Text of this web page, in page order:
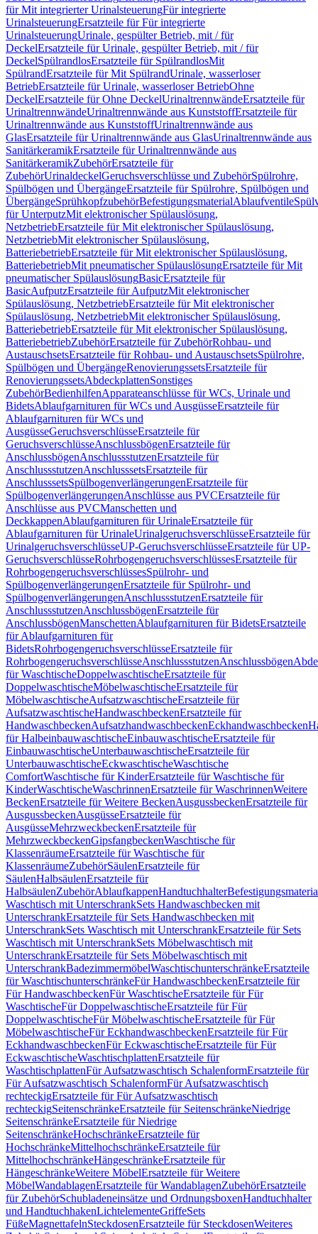
für Mit integrierter UrinalsteuerungFür integrierte
UrinalsteuerungErsatzteile für Für integrierte
UrinalsteuerungUrinale, gespülter Betrieb, mit / für
DeckelErsatzteile für Urinale, gespülter Betrieb, mit / für
DeckelSpülrandlosErsatzteile für SpülrandlosMit
SpülrandErsatzteile für Mit SpülrandUrinale, wasserloser
BetriebErsatzteile für Urinale, wasserloser BetriebOhne
DeckelErsatzteile für Ohne DeckelUrinaltrennwändeErsatzteile für
UrinaltrennwändeUrinaltrennwände aus KunststoffErsatzteile für
Urinaltrennwände aus KunststoffUrinaltrennwände aus
GlasErsatzteile für Urinaltrennwände aus GlasUrinaltrennwände aus
SanitärkeramikErsatzteile für Urinaltrennwände aus
SanitärkeramikZubehörErsatzteile für
ZubehörUrinaldeckelGeruchsverschlüsse und ZubehörSpülrohre,
Spülbögen und ÜbergängeErsatzteile für Spülrohre, Spülbögen und
ÜbergängeSprühkopfzubehörBefestigungsmaterialAblaufventile
für UnterputzMit elektronischer Spülauslösung,
NetzbetriebErsatzteile für Mit elektronischer Spülauslösung,
NetzbetriebMit elektronischer Spülauslösung,
BatteriebetriebErsatzteile für Mit elektronischer Spülauslösung,
BatteriebetriebMit pneumatischer SpülauslösungErsatzteile für Mit
pneumatischer SpülauslösungBasicErsatzteile für
BasicAufputzErsatzteile für AufputzMit elektronischer
Spülauslösung, NetzbetriebErsatzteile für Mit elektronischer
Spülauslösung, NetzbetriebMit elektronischer Spülauslösung,
BatteriebetriebErsatzteile für Mit elektronischer Spülauslösung,
BatteriebetriebZubehörErsatzteile für ZubehörRohbau- und
AustauschsetsErsatzteile für Rohbau- und AustauschsetsSpülrohre,
Spülbögen und ÜbergängeRenovierungssetsErsatzteile für
RenovierungssetsAbdeckplattenSonstiges
ZubehörBedienhilfenApparateanschlüsse für WCs, Urinale und
BidetsAblaufgarnituren für WCs und AusgüsseErsatzteile für
Ablaufgarnituren für WCs und
AusgüsseGeruchsverschlüsseErsatzteile für
GeruchsverschlüsseAnschlussbögenErsatzteile für
AnschlussbögenAnschlussstutzenErsatzteile für
AnschlussstutzenAnschlusssetsErsatzteile für
AnschlusssetsSpülbogenverlängerungenErsatzteile für
SpülbogenverlängerungenAnschlüsse aus PVCErsatzteile für
Anschlüsse aus PVCManschetten und
DeckkappenAblaufgarnituren für UrinaleErsatzteile für
Ablaufgarnituren für UrinaleUrinalgeruchsverschlüsseErsatzteile für
UrinalgeruchsverschlüsseUP-GeruchsverschlüsseErsatzteile für UP-
GeruchsverschlüsseRohrbogengeruchsverschlüssesErsatzteile für
RohrbogengeruchsverschlüssesSpülrohr- und
SpülbogenverlängerungenErsatzteile für Spülrohr- und
SpülbogenverlängerungenAnschlussstutzenErsatzteile für
AnschlussstutzenAnschlussbögenErsatzteile für
AnschlussbögenManschettenAblaufgarnituren für BidetsErsatzteile
für Ablaufgarnituren für
BidetsRohrbogengeruchsverschlüsseErsatzteile für
RohrbogengeruchsverschlüsseAnschlussstutzenAnschlussbögen
für WaschtischeDoppelwaschtischeErsatzteile für
DoppelwaschtischeMöbelwaschtischeErsatzteile für
MöbelwaschtischeAufsatzwaschtischeErsatzteile für
AufsatzwaschtischeHandwaschbeckenErsatzteile für
HandwaschbeckenAufsatzhandwaschbeckenEckhandwaschbecken
für HalbeinbauwaschtischeEinbauwaschtischeErsatzteile für
EinbauwaschtischeUnterbauwaschtischeErsatzteile für
UnterbauwaschtischeEckwaschtischeWaschtische
ComfortWaschtische für KinderErsatzteile für Waschtische für
KinderWaschtischeWaschrinnenErsatzteile für WaschrinnenWeitere
BeckenErsatzteile für Weitere BeckenAusgussbeckenErsatzteile für
AusgussbeckenAusgüsseErsatzteile für
AusgüsseMehrzweckbeckenErsatzteile für
MehrzweckbeckenGipsfangbeckenWaschtische für
KlassenräumeErsatzteile für Waschtische für
KlassenräumeZubehörSäulenErsatzteile für
SäulenHalbsäulenErsatzteile für
HalbsäulenZubehörAblaufkappenHandtuchhalter
Waschtisch mit UnterschrankSets Handwaschbecken mit
UnterschrankErsatzteile für Sets Handwaschbecken mit
UnterschrankSets Waschtisch mit UnterschrankErsatzteile für Sets
Waschtisch mit UnterschrankSets Möbelwaschtisch mit
UnterschrankErsatzteile für Sets Möbelwaschtisch mit
UnterschrankBadezimmermöbelWaschtischunterschränkeErsatzteile
für WaschtischunterschränkeFür HandwaschbeckenErsatzteile für
Für HandwaschbeckenFür WaschtischeErsatzteile für Für
WaschtischeFür DoppelwaschtischeErsatzteile für Für
DoppelwaschtischeFür MöbelwaschtischeErsatzteile für Für
MöbelwaschtischeFür EckhandwaschbeckenErsatzteile für Für
EckhandwaschbeckenFür EckwaschtischeErsatzteile für Für
EckwaschtischeWaschtischplattenErsatzteile für
WaschtischplattenFür Aufsatzwaschtisch SchalenformErsatzteile für
Für Aufsatzwaschtisch SchalenformFür Aufsatzwaschtisch
rechteckigErsatzteile für Für Aufsatzwaschtisch
rechteckigSeitenschränkeErsatzteile für SeitenschränkeNiedrige
SeitenschränkeErsatzteile für Niedrige
SeitenschränkeHochschränkeErsatzteile für
HochschränkeMittelhochschränkeErsatzteile für
MittelhochschränkeHängeschränkeErsatzteile für
HängeschränkeWeitere MöbelErsatzteile für Weitere
MöbelWandablagenErsatzteile für WandablagenZubehörErsatzteile
für ZubehörSchubladeneinsätze und OrdnungsboxenHandtuchhalter
und HandtuchhakenLichtelementeGriffeSets
FüßeMagnettafelnSteckdosenErsatzteile für SteckdosenWeiteres